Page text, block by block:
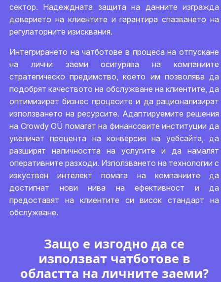
сектор. Надеждната защита на данните изгражда
доверието на клиентите и гарантира спазването на
регулаторните изисквания.
Интегрирането на чатботове в процеса на отпускане
на лични заеми осигурява на компаниите
стратегическо предимство, което им позволява да
подобрят качеството на обслужване на клиентите, да
оптимизират бизнес процесите и да рационализират
използването на ресурсите. Адаптируемите решения
на Crowdy OÜ помагат на финансовите институции да
увеличат процента на конверсия на уебсайта, да
разширят наличността на услугите и да намалят
оперативните разходи. Използването на технологии с
изкуствен интелект помага на компаниите да
достигнат нови нива на ефективност и да
предоставят на клиентите си висок стандарт на
обслужване.
Защо е изгодно да се
използват чатботове в
областта на личните заеми?